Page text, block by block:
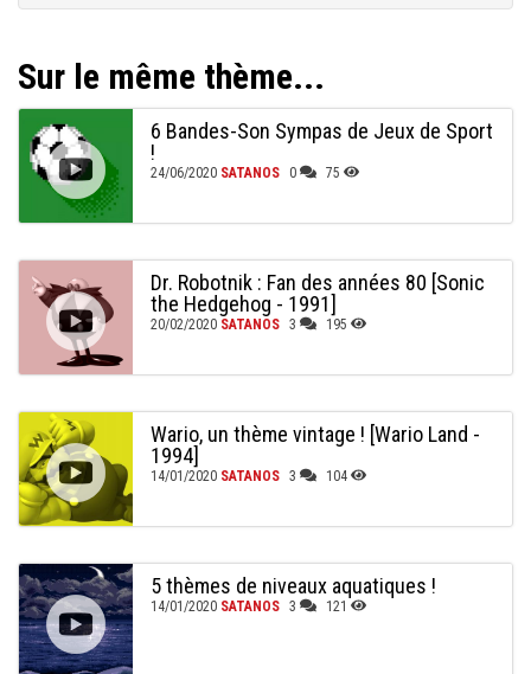
Sur le même thème...
6 Bandes-Son Sympas de Jeux de Sport
!
24/06/2020 SATANOS 0 75
Dr. Robotnik : Fan des années 80 [Sonic
the Hedgehog - 1991]
20/02/2020 SATANOS 3 195
Wario, un thème vintage ! [Wario Land -
1994]
14/01/2020 SATANOS 3 104
5 thèmes de niveaux aquatiques !
14/01/2020 SATANOS 3 121